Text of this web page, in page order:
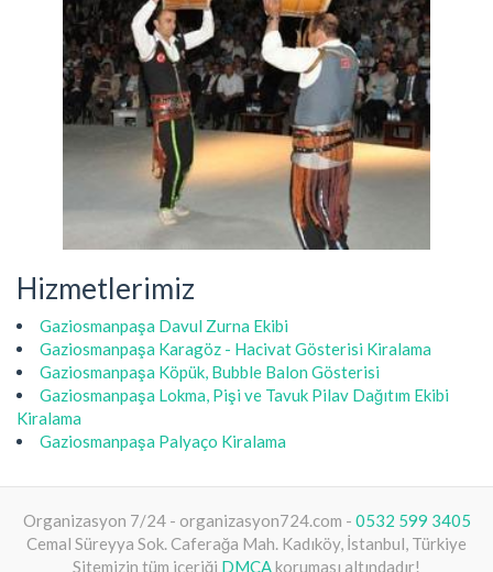
Hizmetlerimiz
Gaziosmanpaşa Davul Zurna Ekibi
Gaziosmanpaşa Karagöz - Hacivat Gösterisi Kiralama
Gaziosmanpaşa Köpük, Bubble Balon Gösterisi
Gaziosmanpaşa Lokma, Pişi ve Tavuk Pilav Dağıtım Ekibi
Kiralama
Gaziosmanpaşa Palyaço Kiralama
Organizasyon 7/24 - organizasyon724.com - 0532 599 3405
Cemal Süreyya Sok. Caferağa Mah. Kadıköy, İstanbul, Türkiye
Sitemizin tüm içeriği DMCAkoruması altındadır!